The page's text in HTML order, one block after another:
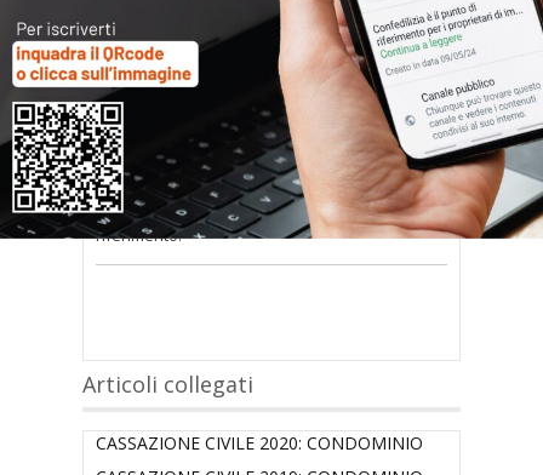
Tutti i documenti presenti nelle Banche dati
sonoa disposizione dei socima per poterli
consultare occorre
inserire i dati di accesso
nel modulo a destra della pagina
Se non possiedi nome utente e password
oppure li hai
smarriti richiedili alla tua
Associazione territoriale Confediliziadi
riferimento.
Articoli collegati
CASSAZIONE CIVILE 2020: CONDOMINIO